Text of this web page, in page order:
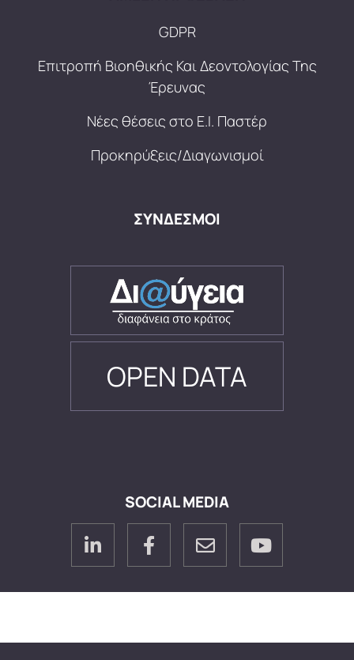
GDPR
Επιτροπή Βιοηθικής Και Δεοντολογίας Της
Έρευνας
Νέες θέσεις στο Ε.Ι. Παστέρ
Προκηρύξεις/Διαγωνισμοί
ΣΥΝΔΕΣΜΟΙ
OPEN DATA
SOCIAL MEDIA